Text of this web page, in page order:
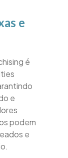
e
é
e
podem
e